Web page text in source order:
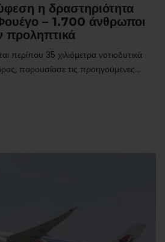
η δραστηριότητα
– 1.700 άνθρωποι
προληπτικά
περίπου 35 χιλιόμετρα νοτιοδυτικά
παρουσίασε τις προηγούμενες...